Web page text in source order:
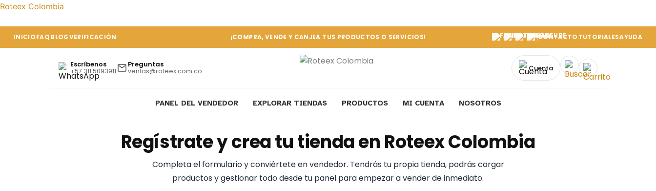
Ir
Roteex Colombia
INICIOFAQBLOGVERIFICACIÓN ¡COMPRA, VENDE Y CANJEA TUS PRODUCTOS O SERVICIOS! CONTACTOTUTORIALESAYUDA
Escríbenos
+57 311 5093911
Preguntas
ventas@roteex.com.co Cuenta
PANEL DEL VENDEDOR EXPLORAR TIENDAS PRODUCTOS MI CUENTA NOSOTROS
Regístrate y crea tu tienda en Roteex Colombia
Completa el formulario y conviértete en vendedor. Tendrás tu propia tienda, podrás cargar
productos y gestionar todo desde tu panel para empezar a vender de inmediato.